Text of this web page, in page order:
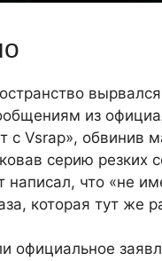
из
с Vsrap», обвинив
серию
написал, что «не
которая тут же
официальное